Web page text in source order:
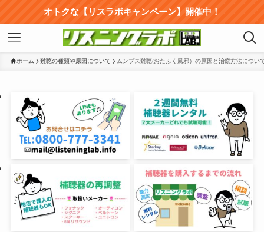
オトクな【リスラボキャンペーン】開催中！
ホーム 難聴の種類や原因について ムンプス難聴(おたふく風邪）の原因と治療方法につい